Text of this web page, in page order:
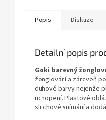
Popis Diskuze
Detailní popis
Goki barevný
žonglování a zároveň
duhové barvy nejenže
uchopení. Plastové
sluchové vnímání a